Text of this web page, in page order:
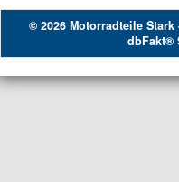
© 2026 Motorradteile
dbFakt®